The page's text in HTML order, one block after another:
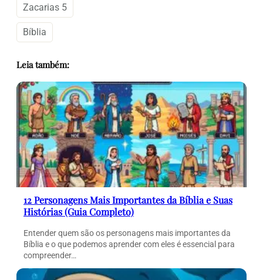
Zacarias 5
Bíblia
Leia também:
12 Personagens Mais Importantes da Bíblia e Suas
Histórias (Guia Completo)
Entender quem são os personagens mais importantes da
Bíblia e o que podemos aprender com eles é essencial para
compreender…